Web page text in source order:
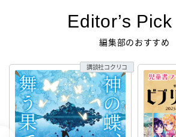
Editor’s
編集部のおすすめ
講談社コクリコ